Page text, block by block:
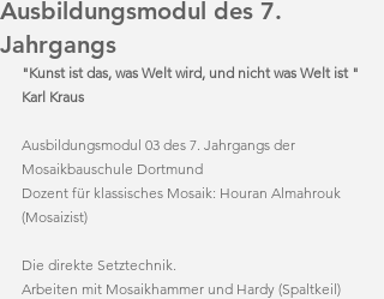
Ausbildungsmodul des 7.
Jahrgangs
"Kunst ist das, was Welt wird, und nicht was Welt ist "
Karl Kraus
Ausbildungsmodul 03 des 7. Jahrgangs der
Mosaikbauschule Dortmund
Dozent für klassisches Mosaik: Houran Almahrouk
(Mosaizist)
Die direkte Setztechnik.
Arbeiten mit Mosaikhammer und Hardy (Spaltkeil)